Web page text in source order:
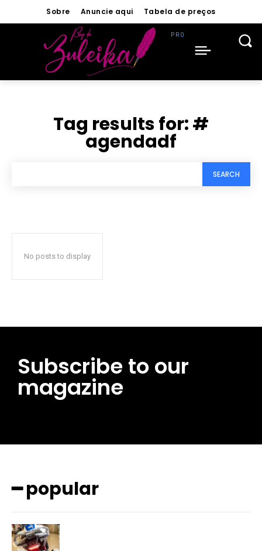
━ pricing plans
Free
Sobre Anuncie aqui Tabela de preços
Tag results for:#
agendadf
SEARCH
No posts to display
Subscribe to our
magazine
━ popular